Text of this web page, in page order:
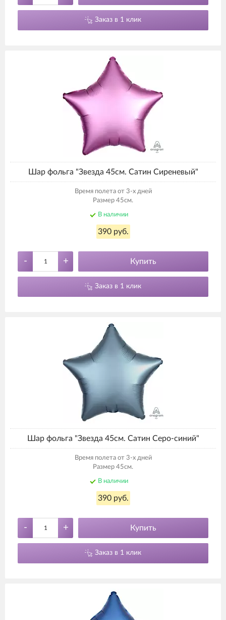
Заказ в 1 клик
Шар фольга "Звезда 45см. Сатин Сиреневый"
Время полета от 3-х дней
Размер 45см.
В наличии
390 руб.
- + Купить
Заказ в 1 клик
Шар фольга "Звезда 45см. Сатин Серо-синий"
Время полета от 3-х дней
Размер 45см.
В наличии
390 руб.
- + Купить
Заказ в 1 клик